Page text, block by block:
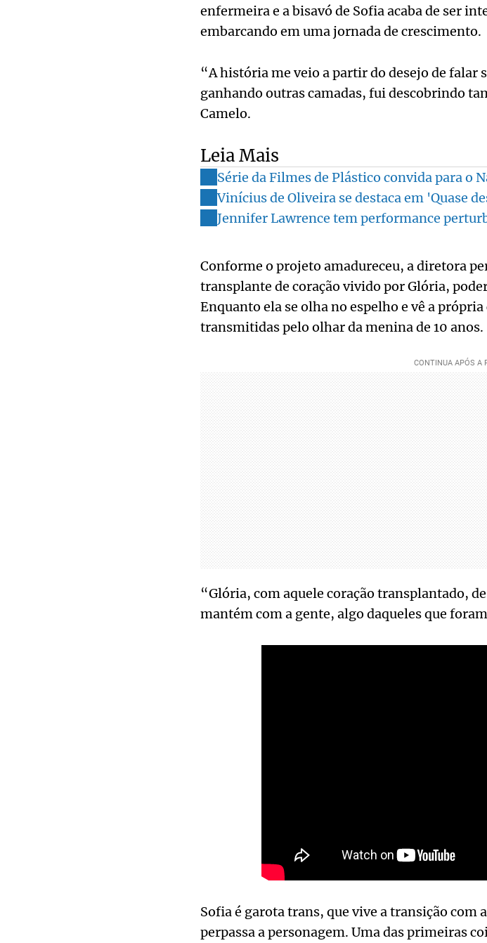
enfermeira e a bisavó de Sofia acaba de ser
embarcando em uma jornada de crescimento.
“A história me veio a partir do desejo de
ganhando outras camadas, fui descobrindo
Camelo.
Leia Mais
Série da Filmes de Plástico convida para o
Vinícius de Oliveira se destaca em 'Quase
Jennifer Lawrence tem performance
Conforme o projeto amadureceu, a diretora
transplante de coração vivido por Glória,
Enquanto ela se olha no espelho e vê a
transmitidas pelo olhar da menina de 10 anos.
“Glória, com aquele coração transplantado,
mantém com a gente, algo daqueles que
Sofia é garota trans, que vive a transição com
perpassa a personagem. Uma das primeiras